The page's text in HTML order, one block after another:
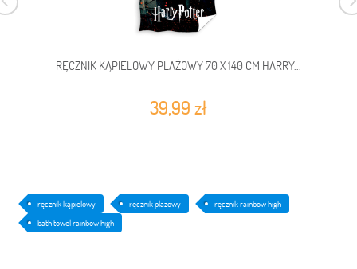
RĘCZNIK KĄPIELOWY PLAŻOWY 70 X 140 CM HARRY...
39,99 zł
ręcznik kąpielowy ręcznik plażowy
ręcznik rainbow high
bath towel rainbow high